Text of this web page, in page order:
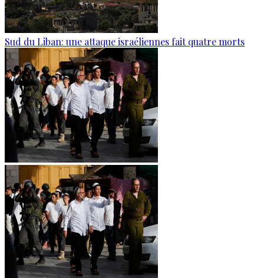
Sud du Liban: une attaque israéliennes fait quatre morts